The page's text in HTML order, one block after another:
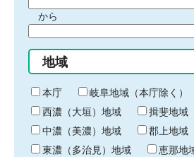
間
始
り
から
間
終
わ
り
地域
本庁
岐阜地域（本庁除く）
西濃（大垣）地域
揖斐地域
中濃（美濃）地域
郡上地域
東濃（多治見）地域
恵那地